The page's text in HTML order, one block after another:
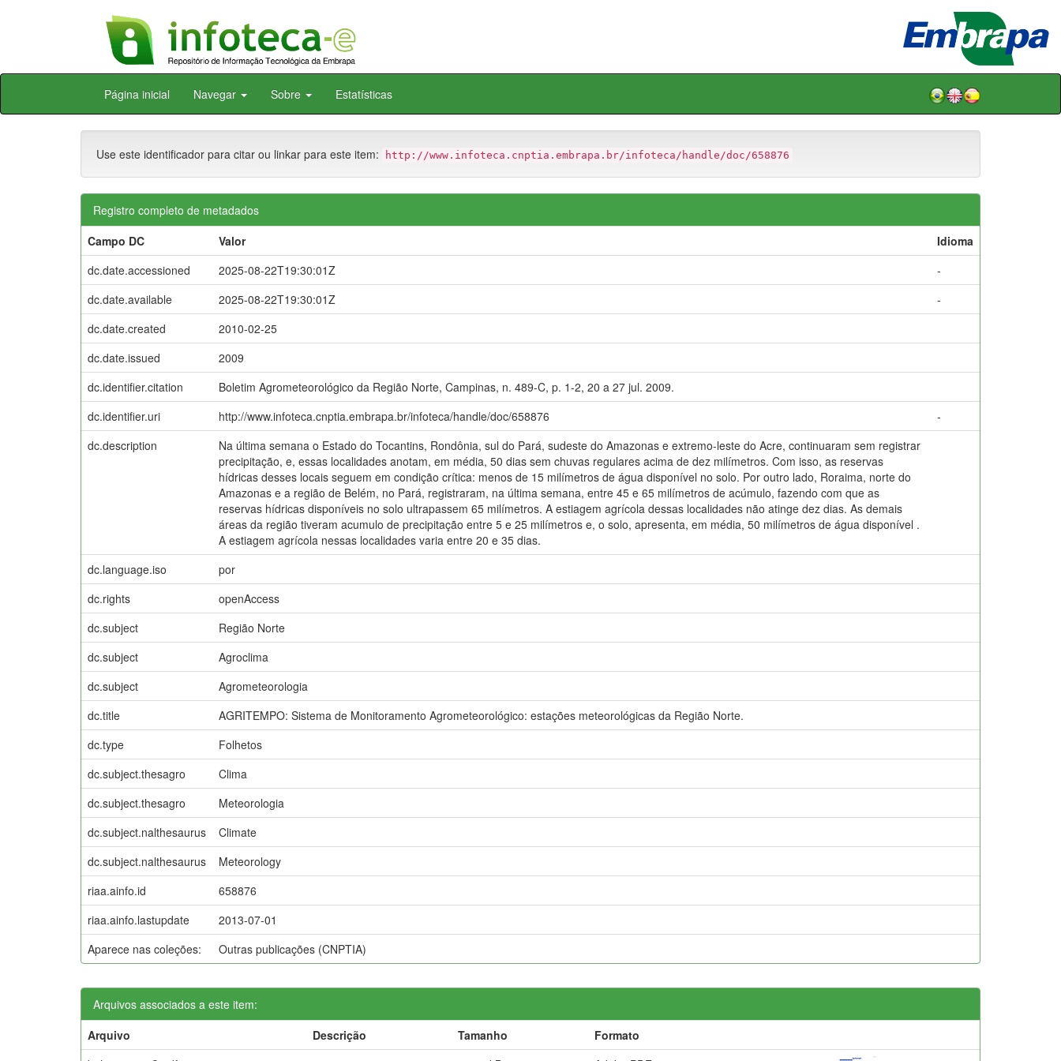
Skip
Página inicial Navegar Sobre Estatísticas
Use este identificador para citar ou linkar para este item: http://www.infoteca.cnptia.embrapa.br/infoteca/handle/doc/658876
Registro completo de metadados
Campo DC
Valor
Idioma
dc.date.accessioned
2025-08-22T19:30:01Z
-
dc.date.available
2025-08-22T19:30:01Z
-
dc.date.created
2010-02-25
dc.date.issued
2009
dc.identifier.citation
Boletim Agrometeorológico da Região Norte, Campinas, n. 489-C, p. 1-2, 20 a 27 jul. 2009.
dc.identifier.uri
http://www.infoteca.cnptia.embrapa.br/infoteca/handle/doc/658876
-
dc.description
Na última semana o Estado do Tocantins, Rondônia, sul do Pará, sudeste do Amazonas e extremo-leste do Acre, continuaram sem registrar
precipitação, e, essas localidades anotam, em média, 50 dias sem chuvas regulares acima de dez milímetros. Com isso, as reservas
hídricas desses locais seguem em condição crítica: menos de 15 milímetros de água disponível no solo. Por outro lado, Roraima, norte do
Amazonas e a região de Belém, no Pará, registraram, na última semana, entre 45 e 65 milímetros de acúmulo, fazendo com que as
reservas hídricas disponíveis no solo ultrapassem 65 milímetros. A estiagem agrícola dessas localidades não atinge dez dias. As demais
áreas da região tiveram acumulo de precipitação entre 5 e 25 milímetros e, o solo, apresenta, em média, 50 milímetros de água disponível .
A estiagem agrícola nessas localidades varia entre 20 e 35 dias.
dc.language.iso
por
dc.rights
openAccess
dc.subject
Região Norte
dc.subject
Agroclima
dc.subject
Agrometeorologia
dc.title
AGRITEMPO: Sistema de Monitoramento Agrometeorológico: estações meteorológicas da Região Norte.
dc.type
Folhetos
dc.subject.thesagro
Clima
dc.subject.thesagro
Meteorologia
dc.subject.nalthesaurus
Climate
dc.subject.nalthesaurus
Meteorology
riaa.ainfo.id
658876
riaa.ainfo.lastupdate
2013-07-01
Aparece nas coleções:
Outras publicações (CNPTIA)
Arquivos associados a este item:
Arquivo
Descrição Tamanho
Formato